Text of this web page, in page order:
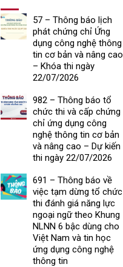
57 – Thông báo lịch
phát chứng chỉ Ứng
dụng công nghệ thông
tin cơ bản và nâng cao
– Khóa thi ngày
22/07/2026
982 – Thông báo tổ
chức thi và cấp chứng
chỉ ứng dụng công
nghệ thông tin cơ bản
và nâng cao – Dự kiến
thi ngày 22/07/2026
691 – Thông báo về
việc tạm dừng tổ chức
thi đánh giá năng lực
ngoại ngữ theo Khung
NLNN 6 bậc dùng cho
Việt Nam và tin học
ứng dụng công nghệ
thông tin